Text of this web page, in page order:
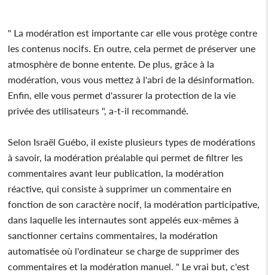
" La modération est importante car elle vous protège contre
les contenus nocifs. En outre, cela permet de préserver une
atmosphère de bonne entente. De plus, grâce à la
modération, vous vous mettez à l'abri de la désinformation.
Enfin, elle vous permet d'assurer la protection de la vie
privée des utilisateurs ", a-t-il recommandé.
Selon Israël Guébo, il existe plusieurs types de modérations
à savoir, la modération préalable qui permet de filtrer les
commentaires avant leur publication, la modération
réactive, qui consiste à supprimer un commentaire en
fonction de son caractère nocif, la modération participative,
dans laquelle les internautes sont appelés eux-mêmes à
sanctionner certains commentaires, la modération
automatisée où l'ordinateur se charge de supprimer des
commentaires et la modération manuel. " Le vrai but, c'est